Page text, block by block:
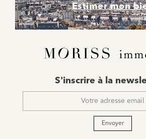
Estimer mon
mail
S'inscrire à la
Envoyer